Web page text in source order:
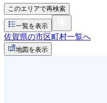
このエリアで再検索
一覧を表示
佐賀県の市区町村一覧へ
地図を表示